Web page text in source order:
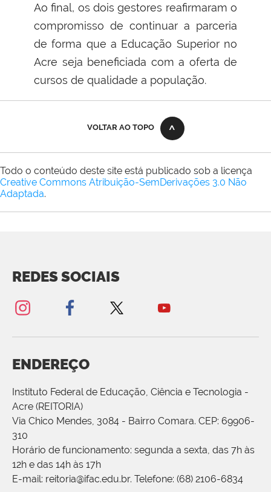
Ao final, os dois gestores reafirmaram o
compromisso de continuar a parceria
de forma que a Educação Superior no
Acre seja beneficiada com a oferta de
cursos de qualidade a população.
VOLTAR AO TOPO
Todo o conteúdo deste site está publicado sob a licença
Creative Commons Atribuição-SemDerivações 3.0 Não
Adaptada.
REDES SOCIAIS
ENDEREÇO
Instituto Federal de Educação, Ciência e Tecnologia -
Acre (REITORIA)
Via Chico Mendes, 3084 - Bairro Comara. CEP: 69906-
310
Horário de funcionamento: segunda a sexta, das 7h às
12h e das 14h às 17h
E-mail: reitoria@ifac.edu.br. Telefone: (68) 2106-6834